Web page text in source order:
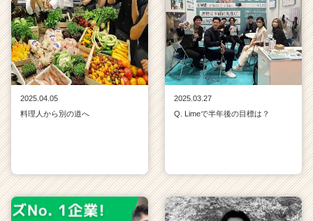
2025.04.05
料理人から別の道へ
2025.03.27
Q. Limeで半年後の目標は？